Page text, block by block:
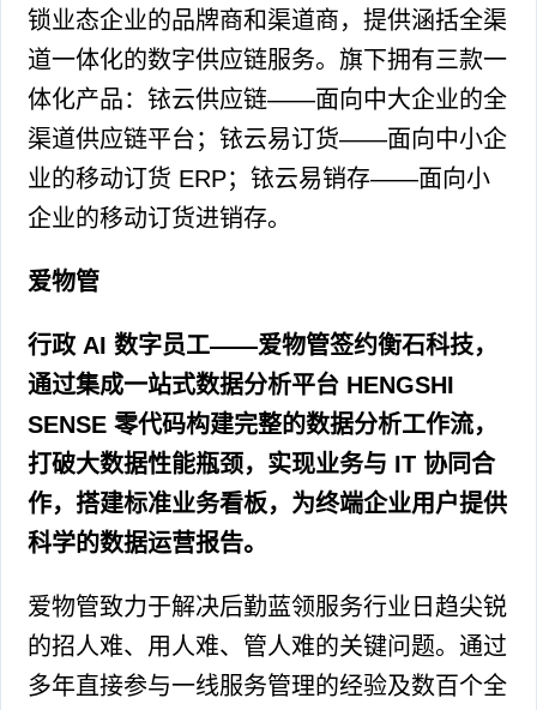
锁业态企业的品牌商和渠道商，提供涵括全渠
道一体化的数字供应链服务。旗下拥有三款一
体化产品：铱云供应链——面向中大企业的全
渠道供应链平台；铱云易订货——面向中小企
业的移动订货 ERP；铱云易销存——面向小
企业的移动订货进销存。
爱物管
行政 AI 数字员工——爱物管签约衡石科技，
通过集成一站式数据分析平台 HENGSHI
SENSE 零代码构建完整的数据分析工作流，
打破大数据性能瓶颈，实现业务与 IT 协同合
作，搭建标准业务看板，为终端企业用户提供
科学的数据运营报告。
爱物管致力于解决后勤蓝领服务行业日趋尖锐
的招人难、用人难、管人难的关键问题。通过
多年直接参与一线服务管理的经验及数百个全